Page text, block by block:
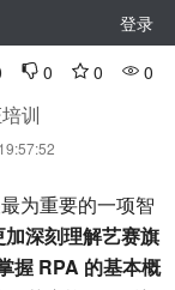
登录
0 0 0
训
为重要的一项智
加深刻理解艺赛旗
握 RPA 的基本概